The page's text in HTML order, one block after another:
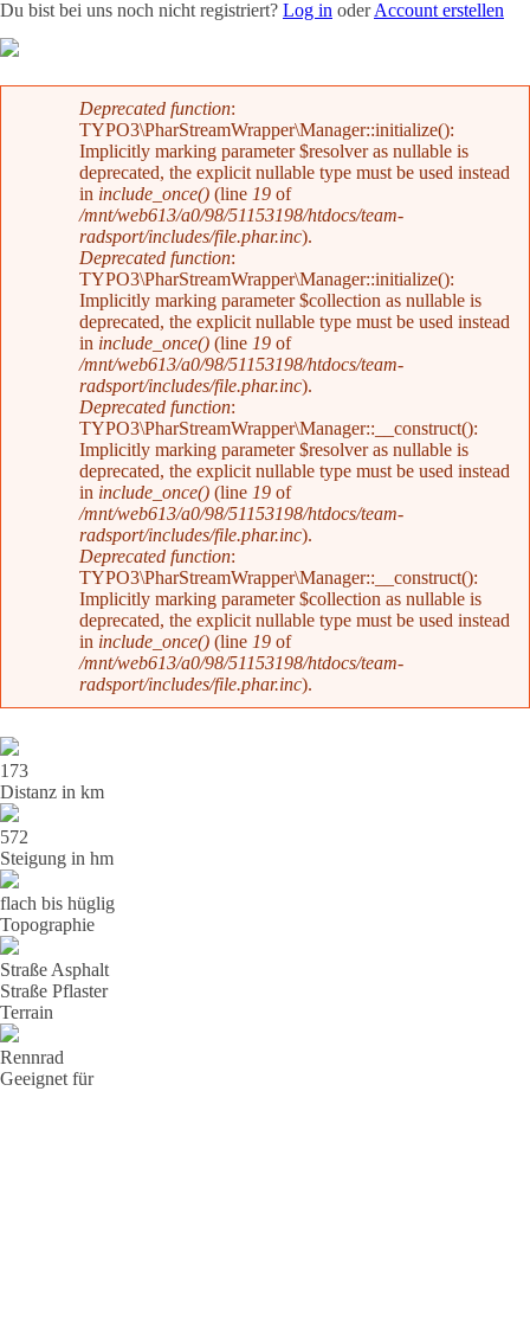
Du bist bei uns noch nicht registriert? Log in oderAccount erstellen
Fehlermeldung
Deprecated function:
TYPO3\PharStreamWrapper\Manager::initialize():
Implicitly marking parameter $resolver as nullable is
deprecated, the explicit nullable type must be used instead
in include_once() (line 19 of
/mnt/web613/a0/98/51153198/htdocs/team-
radsport/includes/file.phar.inc).
Deprecated function:
TYPO3\PharStreamWrapper\Manager::initialize():
Implicitly marking parameter $collection as nullable is
deprecated, the explicit nullable type must be used instead
in include_once() (line 19 of
/mnt/web613/a0/98/51153198/htdocs/team-
radsport/includes/file.phar.inc).
Deprecated function:
TYPO3\PharStreamWrapper\Manager::__construct():
Implicitly marking parameter $resolver as nullable is
deprecated, the explicit nullable type must be used instead
in include_once() (line 19 of
/mnt/web613/a0/98/51153198/htdocs/team-
radsport/includes/file.phar.inc).
Deprecated function:
TYPO3\PharStreamWrapper\Manager::__construct():
Implicitly marking parameter $collection as nullable is
deprecated, the explicit nullable type must be used instead
in include_once() (line 19 of
/mnt/web613/a0/98/51153198/htdocs/team-
radsport/includes/file.phar.inc).
173
Distanz in km
572
Steigung in hm
flach bis hüglig
Topographie
Straße Asphalt
Straße Pflaster
Terrain
Rennrad
Geeignet für